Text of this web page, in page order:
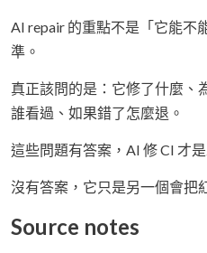
AI repair 的重點不是「它能不
準。
真正該問的是：它修了什麼、
誰看過、如果錯了怎麼退。
這些問題有答案，AI 修 CI 才
沒有答案，它只是另一個會把
Source notes